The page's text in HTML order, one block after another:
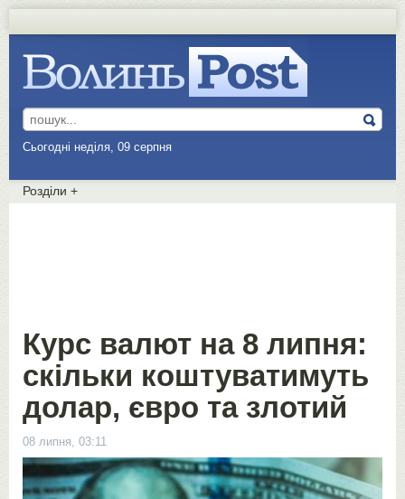
Сьогодні неділя, 09 серпня
Розділи +
Курс валют на 8 липня:
скільки коштуватимуть
долар, євро та злотий
08 липня, 03:11